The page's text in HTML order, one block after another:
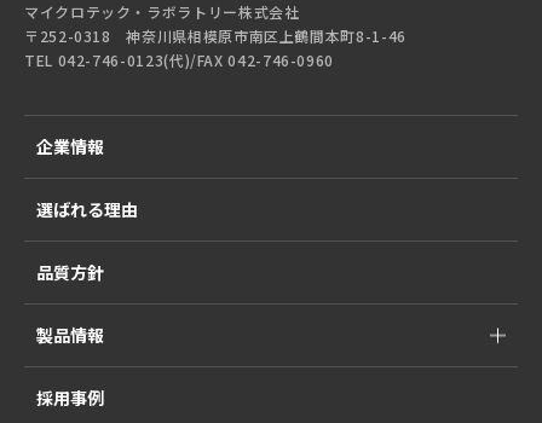
マイクロテック・ラボラトリー株式会社
〒252-0318 神奈川県相模原市南区上鶴間本町8-1-46
TEL 042-746-0123(代)/FAX 042-746-0960
企業情報
選ばれる理由
品質方針
製品情報
採用事例